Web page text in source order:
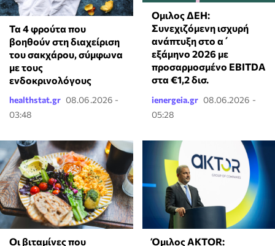
Τα 4 φρούτα που
βοηθούν στη διαχείριση
του σακχάρου, σύμφωνα
με τους
ενδοκρινολόγους
healthstat.gr 08.06.2026 -
03:48
Ομιλος ΔΕΗ:
Συνεχιζόμενη ισχυρή
ανάπτυξη στο α΄
εξάμηνο 2026 με
προσαρμοσμένο EBITDA
στα €1,2 δισ.
ienergeia.gr 08.06.2026 -
05:28
Οι βιταμίνες που
Όμιλος AKTOR: